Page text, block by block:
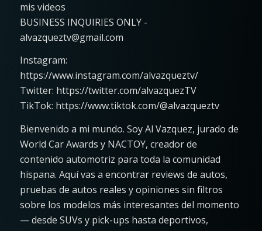
mis videos
BUSINESS INQUIRIES ONLY -
alvazqueztv@gmail.com
Instagram:
https://www.instagram.com/alvazqueztv/
Twitter: https://twitter.com/alvazquezTV
TikTok: https://www.tiktok.com/@alvazqueztv
Bienvenido a mi mundo. Soy Al Vazquez, jurado de
World Car Awards y NACTOY, creador de
contenido automotriz para toda la comunidad
hispana. Aquí vas a encontrar reviews de autos,
pruebas de autos reales y opiniones sin filtros
sobre los modelos más interesantes del momento
— desde SUVs y pick-ups hasta deportivos,